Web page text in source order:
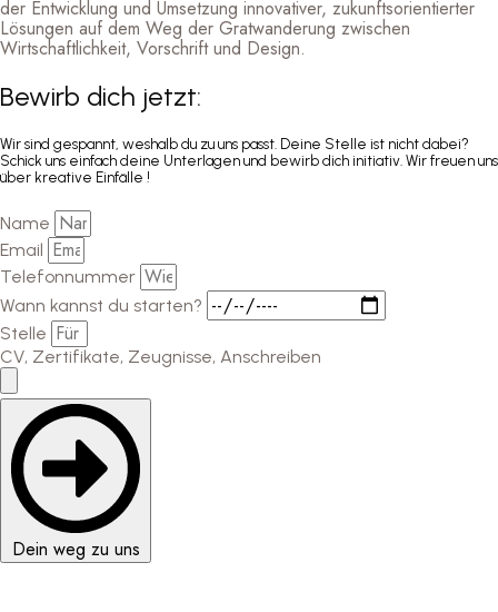
der Entwicklung und Umsetzung innovativer, zukunftsorientierter
Lösungen auf dem Weg der Gratwanderung zwischen
Wirtschaftlichkeit, Vorschrift und Design.
Bewirb dich jetzt:
Wir sind gespannt, weshalb du zu uns passt. Deine Stelle ist nicht dabei?
Schick uns einfach deine Unterlagen und bewirb dich initiativ. Wir freuen uns
über kreative Einfälle !
Name
Email
Telefonnummer
Wann kannst du starten?
Stelle
CV, Zertifikate, Zeugnisse, Anschreiben
Dein weg zu uns